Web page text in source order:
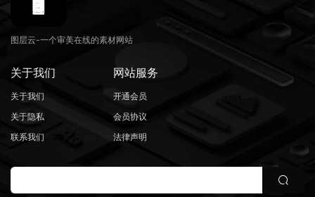
图层云-一个审美在线的素材网站
关于我们
关于我们
关于隐私
联系我们
网站服务
开通会员
会员协议
法律声明